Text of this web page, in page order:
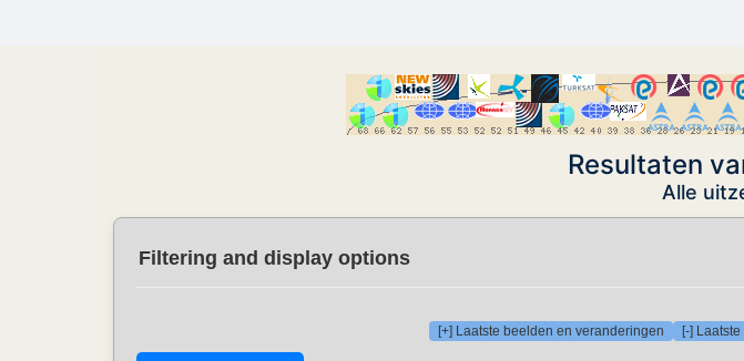
Resultaten
Alle
Filtering and display options
[+] Laatste beelden en veranderingen [-]